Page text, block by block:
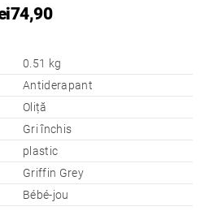
0.51 kg
Antiderapant
Oliță
Gri închis
plastic
Griffin Grey
Bébé-jou